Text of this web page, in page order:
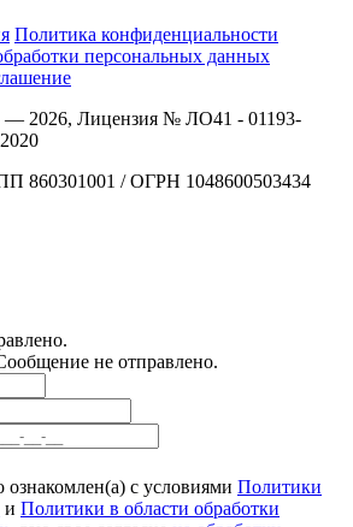
Политика конфиденциальности
персональных данных
Лицензия № ЛО41 - 01193-
860301001 / ОГРН 1048600503434
не отправлено.
с условиями Политики
и Политики в области обработки